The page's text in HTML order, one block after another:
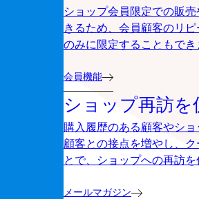
ショップ会員限定での販
きるため、会員顧客のリ
のみに限定することもでき
会員機能
ショップ再訪
購入履歴のある顧客やシ
顧客との接点を増やし、
とで、ショップへの再訪を
メールマガジン